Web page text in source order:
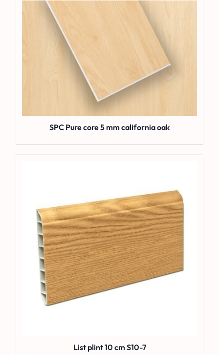
SPC Pure core 5 mm california oak
List plint 10 cm S10-7